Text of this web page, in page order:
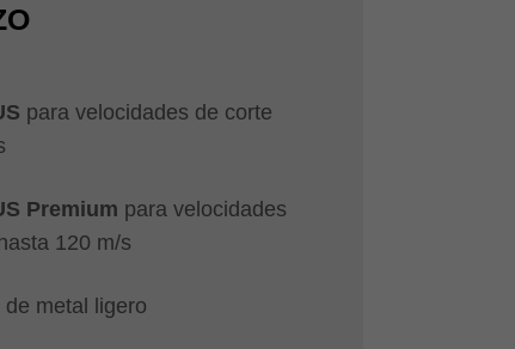
para velocidades de corte
Premium para velocidades
120 m/s
metal ligero